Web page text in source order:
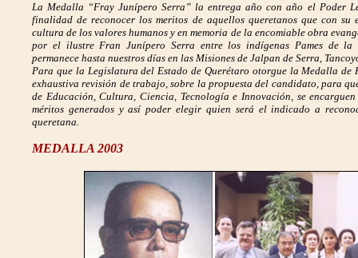
La Medalla “Fray Junípero Serra” la entrega año con año el Poder
finalidad de reconocer los meritos de aquellos queretanos que con
cultura de los valores humanos y en memoria de la encomiable obra
por el ilustre Fran Junípero Serra entre los indígenas Pames de la
permanece hasta nuestros días en las Misiones de Jalpan de Serra,
Para que la Legislatura del Estado de Querétaro otorgue la Medalla de
exhaustiva revisión de trabajo, sobre la propuesta del candidato, para
de Educación, Cultura, Ciencia, Tecnología e Innovación, se
méritos generados y así poder elegir quien será el indicado a
queretana.
MEDALLA 2003